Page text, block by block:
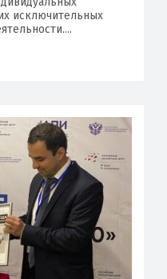
исключительных